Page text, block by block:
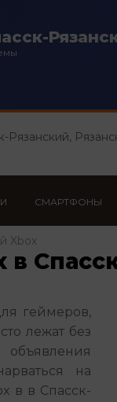
Рязанский,
СМАРТФОНЫ
Xbox
в
геймеров,
лежат без
объявления
на
в в Спасск-